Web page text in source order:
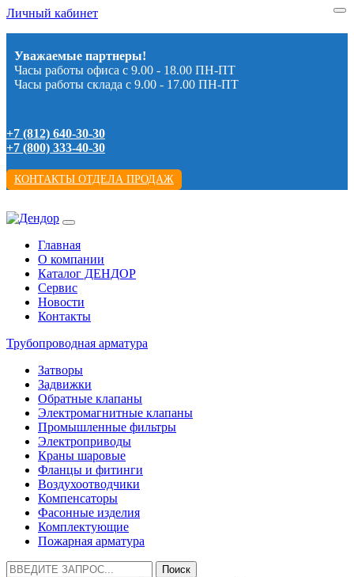
Личный кабинет
Уважаемые партнеры!
Часы работы офиса с 9.00 - 18.00 ПН-ПТ
Часы работы склада с 9.00 - 17.00 ПН-ПТ
+7 (812) 640-30-30
+7 (800) 333-40-30
КОНТАКТЫ ОТДЕЛА ПРОДАЖ
Главная
О компании
Каталог ДЕНДОР
Сервис
Новости
Контакты
Трубопроводная арматура
Затворы
Задвижки
Обратные клапаны
Электромагнитные клапаны
Промышленные фильтры
Электроприводы
Краны шаровые
Фланцы и фитинги
Воздухоотводчики
Компенсаторы
Фасонные изделия
Комплектующие
Пожарная арматура
Найти: